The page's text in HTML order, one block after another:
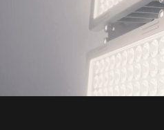
CONTACT US
LUX CALCULATOR